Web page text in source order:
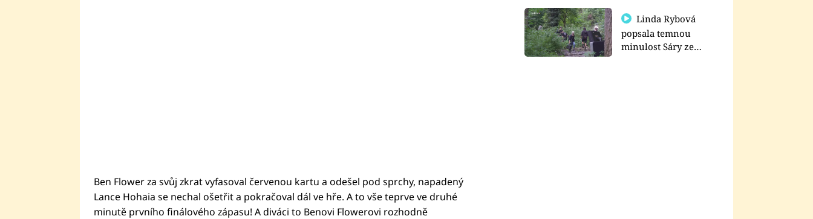
Ben Flower za svůj zkrat vyfasoval červenou kartu a odešel pod sprchy, napadený
Lance Hohaia se nechal ošetřit a pokračoval dál ve hře. A to vše teprve ve druhé
minutě prvního finálového zápasu! A diváci to Benovi Flowerovi rozhodně
Linda Rybová
popsala temnou
minulost Sáry ze